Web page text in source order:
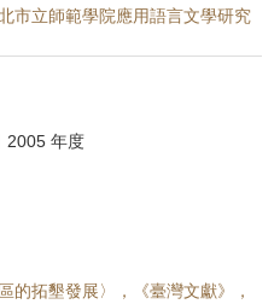
市立師範學院應用語言文學研究
2005 年度
的拓墾發展〉，《臺灣文獻》，